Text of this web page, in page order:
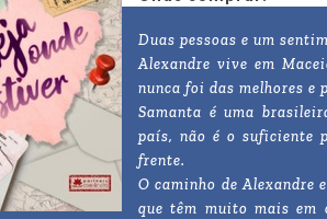
Duas pessoas e um
Alexandre vive em
nunca foi das melhores e
Samanta é uma
país, não é o suficiente
frente.
O caminho de Alexandre
que têm muito mais em